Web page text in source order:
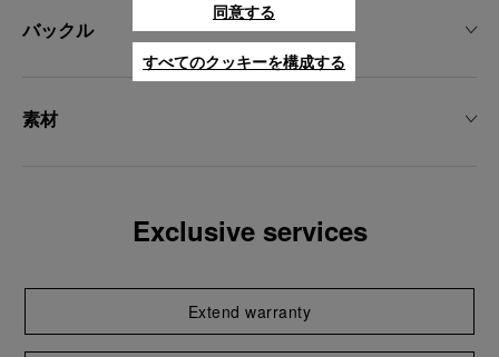
バックル
素材
Exclusive services
Extend warranty
同意する
すべてのクッキーを構成する